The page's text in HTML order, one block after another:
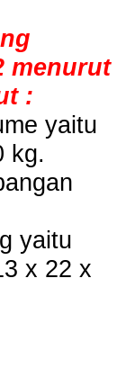
menurut
:
yaitu
kg.
yaitu
x 22 x